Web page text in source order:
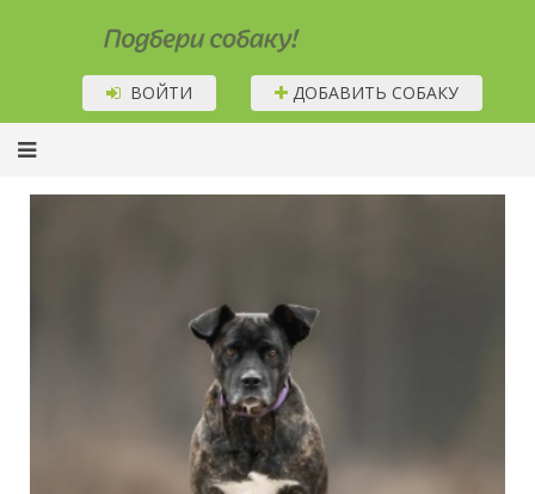
Подбери собаку!
ВОЙТИ ДОБАВИТЬ СОБАКУ